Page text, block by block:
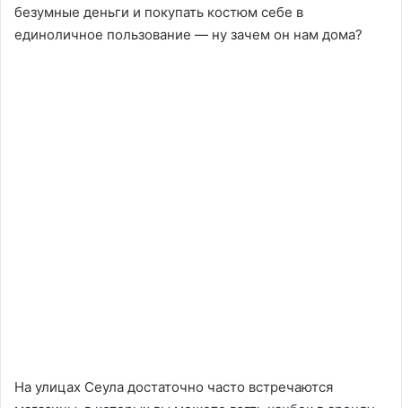
безумные деньги и покупать костюм себе в
единоличное пользование — ну зачем он нам дома?
На улицах Сеула достаточно часто встречаются